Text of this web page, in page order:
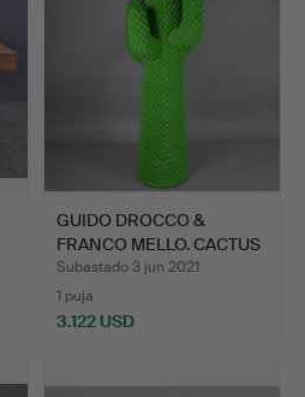
GUIDO DROCCO &
FRANCO MELLO. CACTUS
DE GUF…
Subastado 3 jun 2021
1 puja
3.122 USD